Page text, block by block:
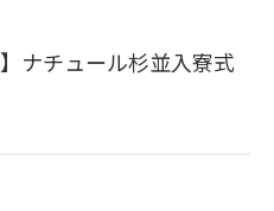
ナチュール杉並入寮式